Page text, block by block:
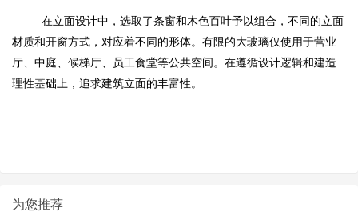
在立面设计中，选取了条窗和木色百叶予以组合，不同的立面
材质和开窗方式，对应着不同的形体。有限的大玻璃仅使用于营业
厅、中庭、候梯厅、员工食堂等公共空间。在遵循设计逻辑和建造
理性基础上，追求建筑立面的丰富性。
为您推荐